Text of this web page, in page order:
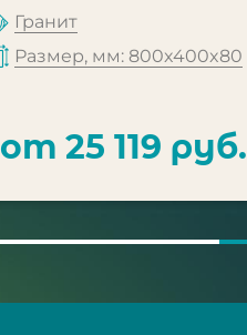
Гранит
Размер, мм: 800x400x80
от 25 119 руб.